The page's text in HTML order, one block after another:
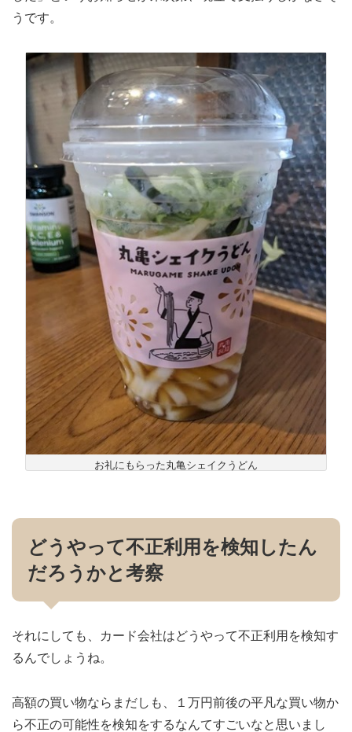
うです。
お礼にもらった丸亀シェイクうどん
どうやって不正利用を検知したん
だろうかと考察
それにしても、カード会社はどうやって不正利用を検知す
るんでしょうね。
高額の買い物ならまだしも、１万円前後の平凡な買い物か
ら不正の可能性を検知をするなんてすごいなと思いまし